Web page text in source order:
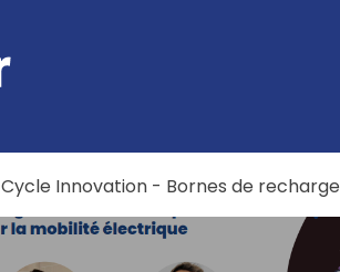
Cycle Innovation - Bornes de recharge